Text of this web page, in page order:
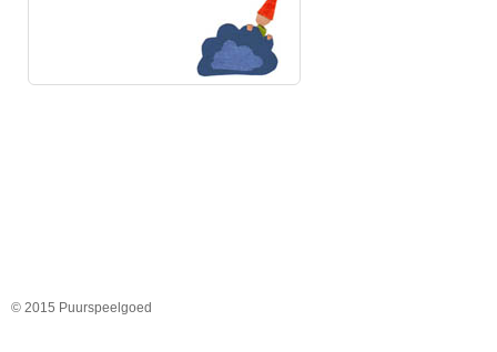
© 2015 Puurspeelgoed